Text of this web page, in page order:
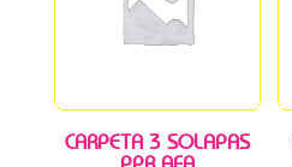
CARPETA 3 SOLAPAS